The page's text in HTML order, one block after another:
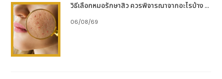
วิธีเลือกหมอรักษาสิว ควรพิจารณาจากอะไรบ้าง ...
06/08/69